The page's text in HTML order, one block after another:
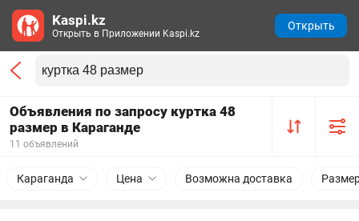
Объявления по запросу куртка 48
размер в Караганде
11 объявлений
Караганда Цена Возможна доставка
Kaspi.kz
Открыть в Приложении Kaspi.kz
Открыть